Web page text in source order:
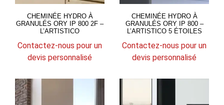
CHEMINÉE HYDRO À
GRANULÉS ORY IP 800 2F –
L’ARTISTICO
Contactez-nous pour un
devis personnalisé
CHEMINÉE HYDRO À
GRANULÉS ORY IP 800 –
L’ARTISTICO 5 ÉTOILES
Contactez-nous pour un
devis personnalisé